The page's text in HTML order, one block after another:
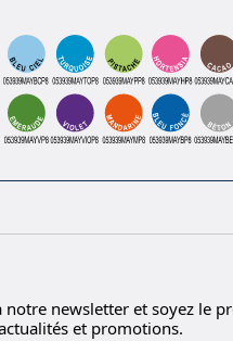
notre newsletter et soyez le
et promotions.